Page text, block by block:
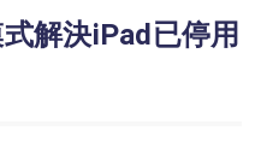
解決iPad已停用